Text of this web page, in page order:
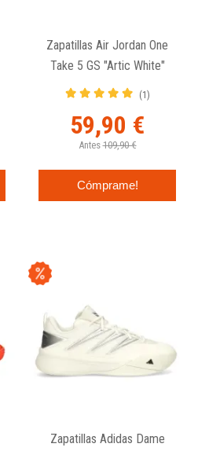
Zapatillas Air Jordan One
Take 5 GS "Artic White"
(1)
59,90 €
Antes 109,90 €
Cómprame!
Zapatillas Adidas Dame